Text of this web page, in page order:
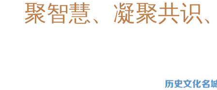
聚智慧、凝聚共识